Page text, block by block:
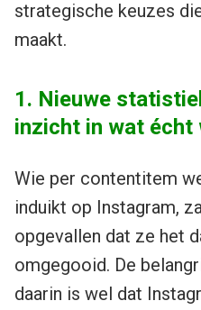
strategische keuzes
maakt.
1. Nieuwe
inzicht in wat écht
Wie per contentitem
induikt op Instagram,
opgevallen dat ze het
omgegooid. De
daarin is wel dat